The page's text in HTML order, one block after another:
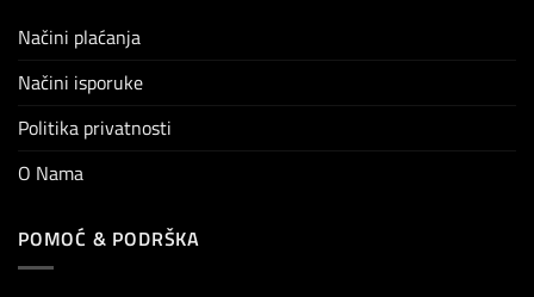
Načini plaćanja
Načini isporuke
Politika privatnosti
O Nama
POMOĆ & PODRŠKA